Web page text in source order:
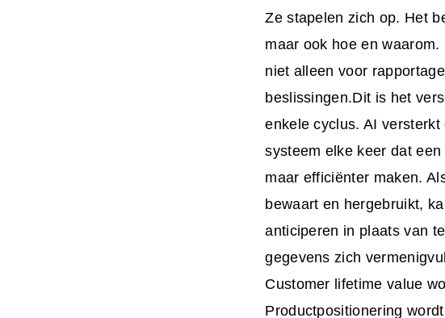
Ze stapelen zich op. Het
maar ook hoe en
niet alleen voor
beslissingen.Dit is het
enkele cyclus. AI
systeem elke keer dat
maar efficiënter maken.
bewaart en hergebruikt,
anticiperen in plaats van
gegevens zich
Customer lifetime value
Productpositionering